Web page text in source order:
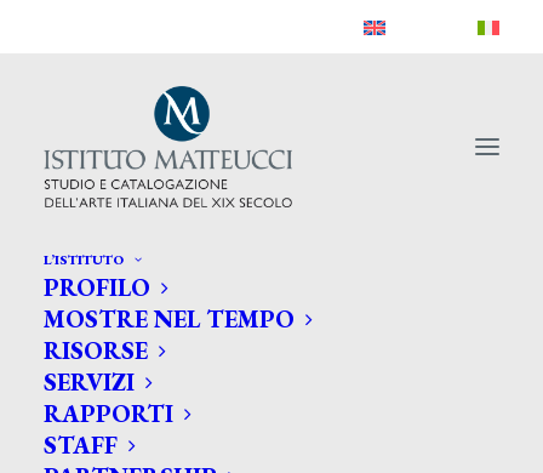
L’ISTITUTO
PROFILO
MOSTRE NEL TEMPO
RISORSE
SERVIZI
RAPPORTI
STAFF